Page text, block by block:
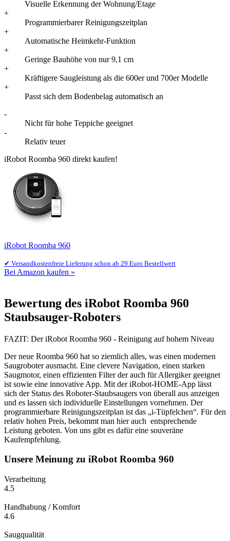
Visuelle Erkennung der Wohnung/Etage
+
Programmierbarer Reinigungszeitplan
+
Automatische Heimkehr-Funktion
+
Geringe Bauhöhe von nur 9,1 cm
+
Kräftigere Saugleistung als die 600er und 700er Modelle
+
Passt sich dem Bodenbelag automatisch an
-
Nicht für hohe Teppiche geeignet
-
Relativ teuer
iRobot Roomba 960 direkt kaufen!
iRobot Roomba 960
✔ Versandkostenfreie Lieferung schon ab 29 Euro Bestellwert
Bei Amazon kaufen »
Bewertung des iRobot Roomba 960
Staubsauger-Roboters
FAZIT: Der iRobot Roomba 960 - Reinigung auf hohem Niveau
Der neue Roomba 960 hat so ziemlich alles, was einen modernen
Saugroboter ausmacht. Eine clevere Navigation, einen starken
Saugmotor, einen effizienten Filter der auch für Allergiker geeignet
ist sowie eine innovative App. Mit der iRobot-HOME-App lässt
sich der Status des Roboter-Staubsaugers von überall aus anzeigen
und es lassen sich individuelle Einstellungen vornehmen. Der
programmierbare Reinigungszeitplan ist das „i-Tüpfelchen“. Für den
relativ hohen Preis, bekommt man hier auch entsprechende
Leistung geboten. Von uns gibt es dafür eine souveräne
Kaufempfehlung.
Unsere Meinung zu iRobot Roomba 960
Verarbeitung
4.5
Handhabung / Komfort
4.6
Saugqualität